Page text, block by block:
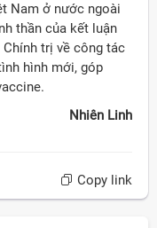
Nam ở nước ngoài
thần của kết luận
trị về công tác
hình mới, góp
Nhiên Linh
Copy link